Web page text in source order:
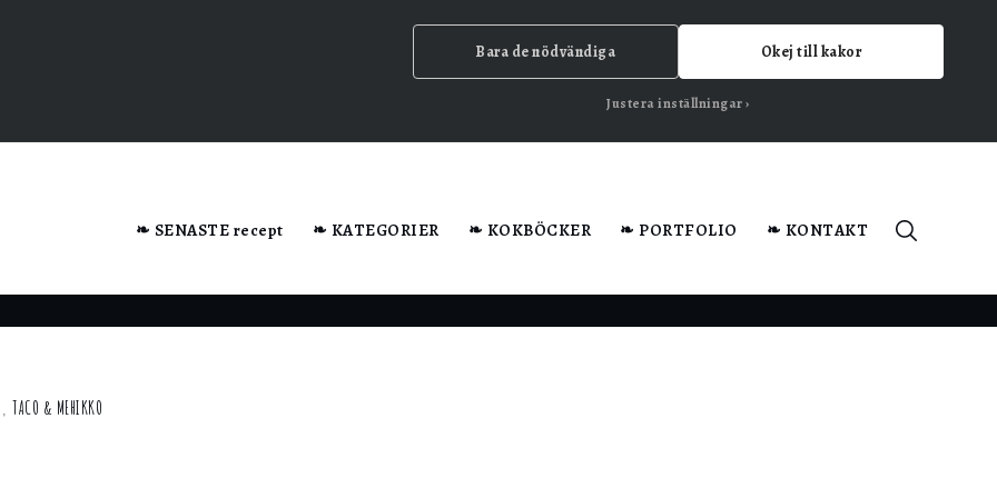
❧ SENASTE recept ❧ KATEGORIER ❧ KOKBÖCKER ❧ PORTFOLIO ❧ KONTAKT
, TACO & MEHIKKO
Bara de nödvändiga Okej till kakor
Justera inställningar
när du besöker webbplatsen.
ska